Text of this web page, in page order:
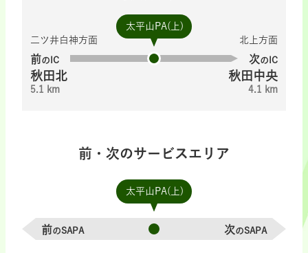
太平山PA(上)
二ツ井白神方面
前のIC
秋田北
5.1 km
北上方面
次のIC
秋田中央
4.1 km
前・次のサービスエリア
太平山PA(上)
前のSAPA 次のSAPA